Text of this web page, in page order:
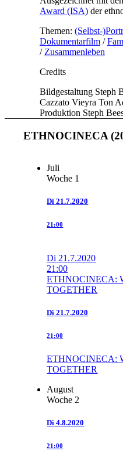
Award (ISA)der
Themen: (Selbst-
Dokumentarfilm/
/ Zusammenleben
Credits
Bildgestaltung Steph
Cazzato Vieyra Ton
Produktion Steph
ETHNOCINECA
Juli
Woche 1
Di 21.7.2020
21:00
Di 21.7.2020
21:00
ETHNOCINECA:
TOGETHER
Di 21.7.2020
21:00
ETHNOCINECA:
TOGETHER
August
Woche 2
Di 4.8.2020
21:00